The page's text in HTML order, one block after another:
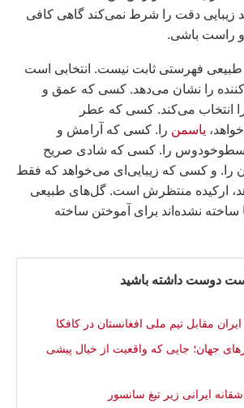
زیبایی دقت را شرط نمی‌کند گاهی کافی
راست باشی.
طبیعی فهرستی ثابت نیست. انتخابی است
را نشان می‌دهد. کسی که عمق و
انتخاب می‌کند. کسی که عطر
یاسمن را. کسی که آرامش و
را. کسی که شادی صریح
را. و کسی که زیبایی‌ای می‌خواهد که فقط
ارکیده منتظرش است. گل‌های طبیعی
ساخته نشده‌اند برای آموختن ساخته
دوست داشته باشید
مقابل تیم ملی افغانستان در كافكا
جهان؛ جایی که واقعیت از خیال پیشی
ایرانی زیر تیغ سانسور